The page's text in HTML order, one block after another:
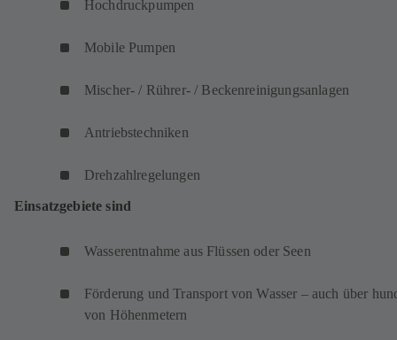
Hochdruckpumpen
Mobile Pumpen
Mischer- / Rührer- / Beckenreinigungsanlagen
Antriebstechniken
Drehzahlregelungen
Einsatzgebiete sind
Wasserentnahme aus Flüssen oder Seen
Förderung und Transport von Wasser – auch über
von Höhenmetern